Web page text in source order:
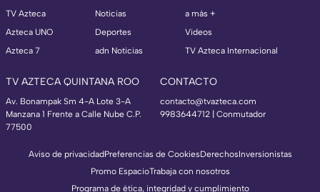
TV Azteca
Azteca UNO
Azteca 7
Noticias
Deportes
adn Noticias
a más +
Videos
TV Azteca Internacional
TV AZTECA QUINTANA ROO
Av. Bonampak Sm 4-A Lote 3-A
Manzana 1 Frente a Calle Nube C.P.
77500
CONTACTO
contacto@tvazteca.com
9983644712 | Conmutador
Aviso de privacidadPreferencias de CookiesDerechosInversionistas
Promo EspacioTrabaja con nosotros
Programa de ética, integridad y cumplimiento